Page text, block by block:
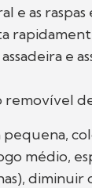
e as
e
removível
pequena,
médio,
diminuir